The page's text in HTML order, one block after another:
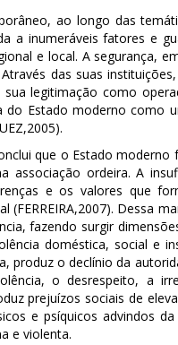
ao longo das
a inumeráveis fatores e
e local. A segurança,
das suas
legitimação como
do Estado moderno como
que o Estado
associação ordeira. A
e os valores que
(FERREIRA,2007). Dessa
fazendo surgir
doméstica, social e
produz o declínio da
o desrespeito, a
prejuízos sociais de
e psíquicos advindos
e violenta.